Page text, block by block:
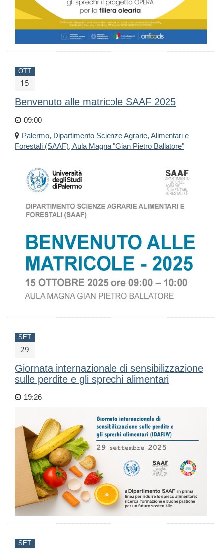
OTT
15
Benvenuto alle matricole SAAF 2025
09:00
Palermo, Dipartimento Scienze Agrarie, Alimentari e
Forestali (SAAF), Aula Magna "Gian Pietro Ballatore"
SET
29
Giornata internazionale di sensibilizzazione
sulle perdite e gli sprechi alimentari
19:26
SET